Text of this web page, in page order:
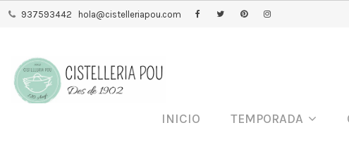
937593442 hola@cistelleriapou.com
INICIO TEMPORADA